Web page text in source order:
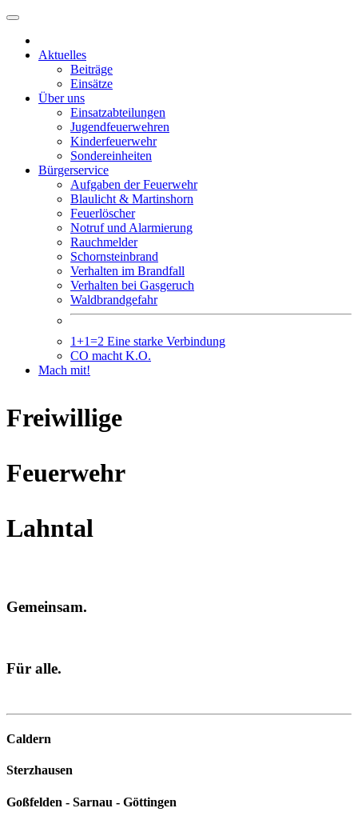
Weiter
Inhalt
Aktuelles
Beiträge
Einsätze
Über uns
Einsatzabteilungen
Jugendfeuerwehren
Kinderfeuerwehr
Sondereinheiten
Bürgerservice
Aufgaben der Feuerwehr
Blaulicht & Martinshorn
Feuerlöscher
Notruf und Alarmierung
Rauchmelder
Schornsteinbrand
Verhalten im Brandfall
Verhalten bei Gasgeruch
Waldbrandgefahr
1+1=2 Eine starke Verbindung
CO macht K.O.
Mach mit!
Freiwillige
Feuerwehr
Lahntal
Gemeinsam.
Für alle.
Caldern
Sterzhausen
Goßfelden - Sarnau - Göttingen